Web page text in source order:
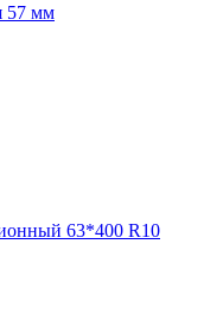
57 мм
63*400 R10